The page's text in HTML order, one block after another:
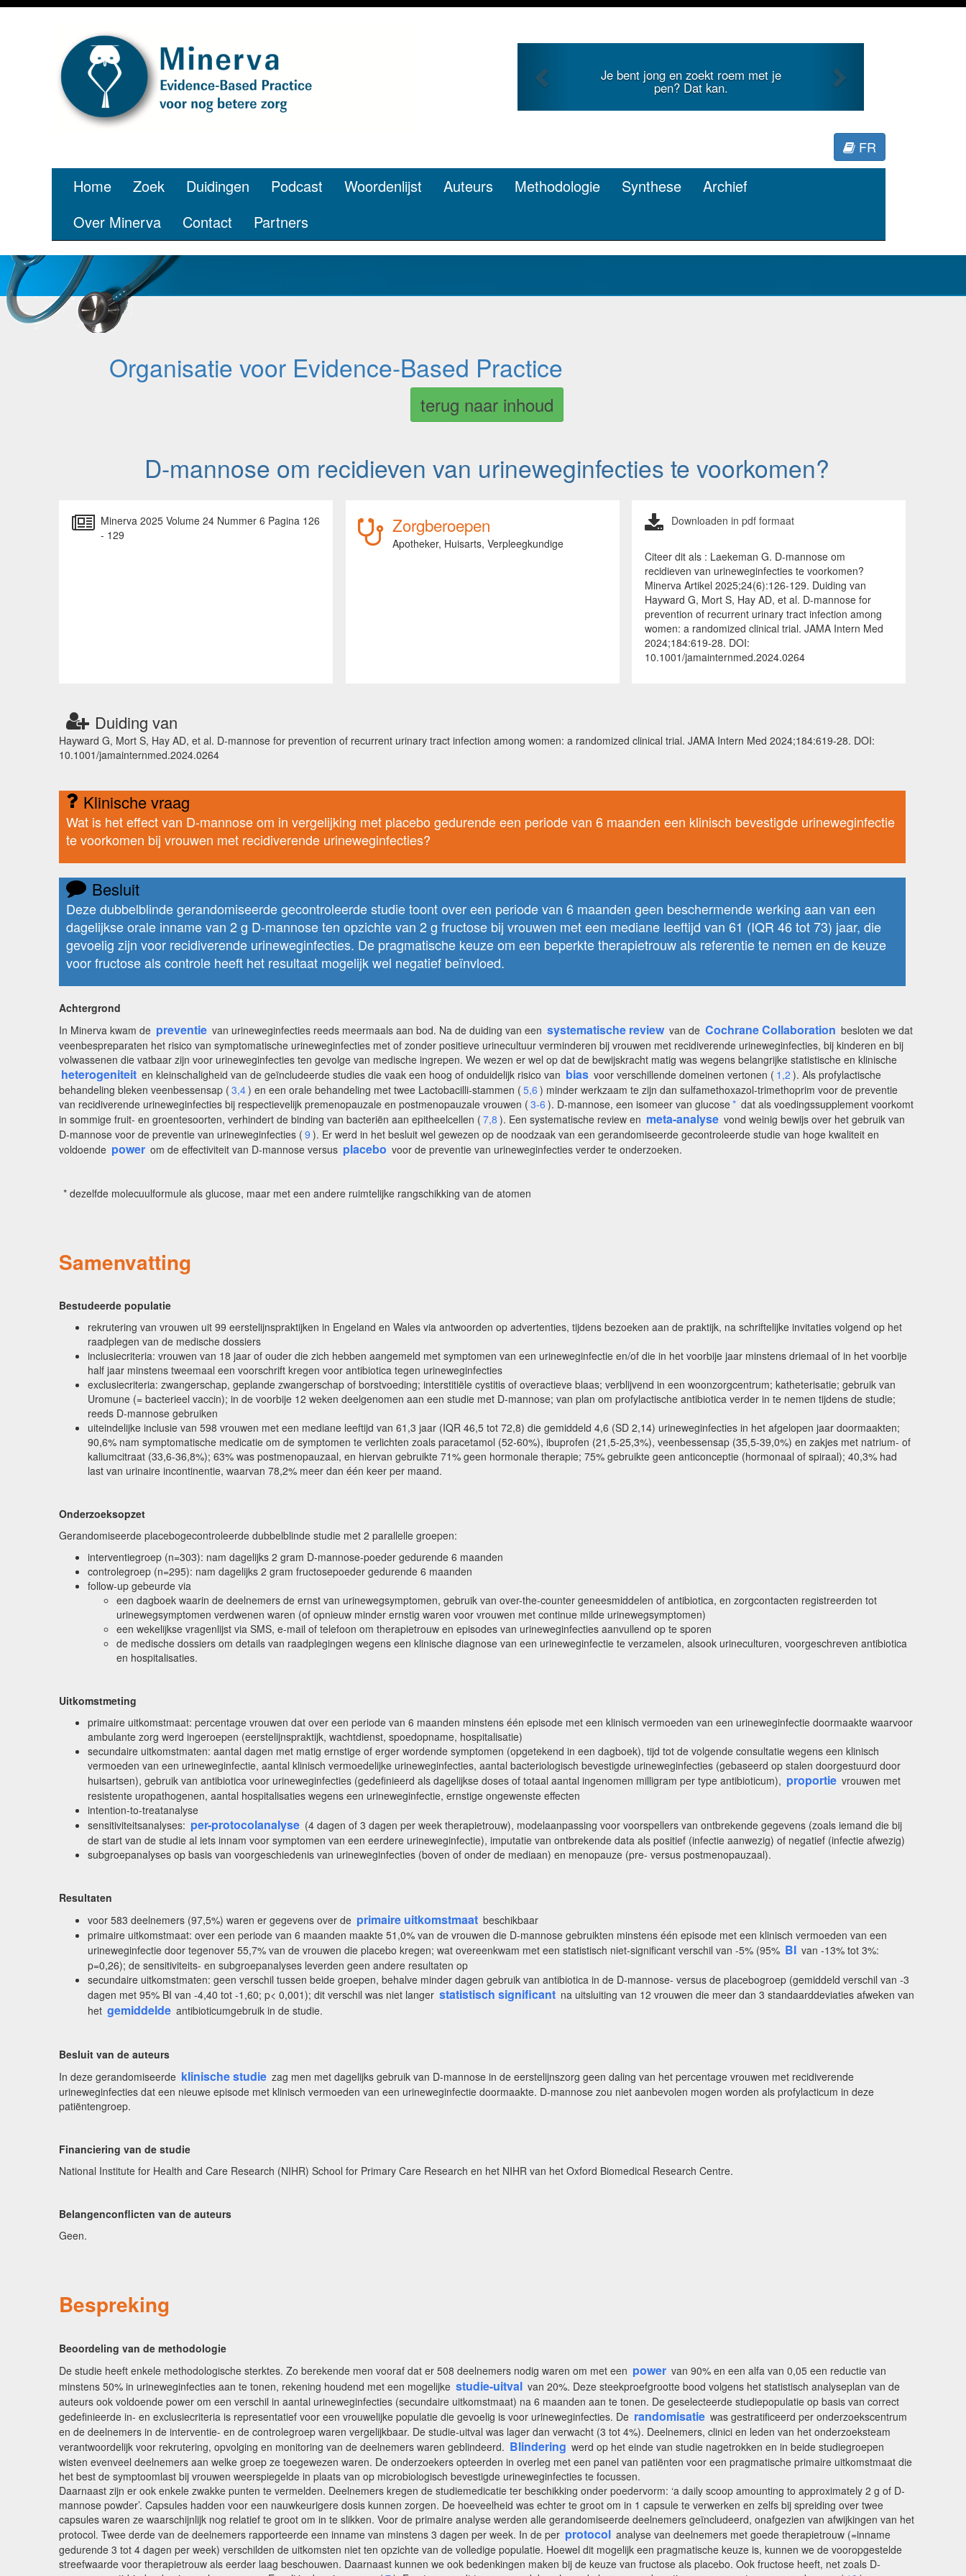
Je bent jong en zoekt roem met je
pen? Dat kan.
Je duidt internationale literatuur voor
Minerva.
FR
Home Zoek Duidingen Podcast Woordenlijst Auteurs Methodologie Synthese
Archief
Over Minerva
Contact Partners
Organisatie voor Evidence-Based Practice
terug naar inhoud
D-mannose om recidieven van urineweginfecties te voorkomen?
Minerva 2025 Volume 24 Nummer 6 Pagina 126
- 129
Zorgberoepen
Apotheker, Huisarts,Verpleegkundige
Downloaden in pdf formaat
Citeer dit als : Laekeman G. D-mannose om
recidieven van urineweginfecties te voorkomen?
Minerva Artikel 2025;24(6):126-129. Duiding van
Hayward G, Mort S, Hay AD, et al. D-mannose for
prevention of recurrent urinary tract infection among
women: a randomized clinical trial. JAMA Intern Med
2024;184:619-28. DOI:
10.1001/jamainternmed.2024.0264
Duiding van
Hayward G, Mort S, Hay AD, et al. D-mannose for prevention of recurrent urinary tract infection among women: a randomized clinical trial. JAMA Intern Med 2024;184:619-28. DOI:
10.1001/jamainternmed.2024.0264
Klinische vraag
Wat is het effect van D-mannose om in vergelijking met placebo gedurende een periode van 6 maanden een klinisch bevestigde urineweginfectie
te voorkomen bij vrouwen met recidiverende urineweginfecties?
Besluit
Deze dubbelblinde gerandomiseerde gecontroleerde studie toont over een periode van 6 maanden geen beschermende werking aan van een
dagelijkse orale inname van 2 g D-mannose ten opzichte van 2 g fructose bij vrouwen met een mediane leeftijd van 61 (IQR 46 tot 73) jaar, die
gevoelig zijn voor recidiverende urineweginfecties. De pragmatische keuze om een beperkte therapietrouw als referentie te nemen en de keuze
voor fructose als controle heeft het resultaat mogelijk wel negatief beïnvloed.
Achtergrond
In Minerva kwam de preventie van urineweginfecties reeds meermaals aan bod. Na de duiding van een systematische review van de Cochrane Collaboration besloten we dat
veenbespreparaten het risico van symptomatische urineweginfecties met of zonder positieve urinecultuur verminderen bij vrouwen met recidiverende urineweginfecties, bij kinderen en bij
volwassenen die vatbaar zijn voor urineweginfecties ten gevolge van medische ingrepen. We wezen er wel op dat de bewijskracht matig was wegens belangrijke statistische en klinische
heterogeniteit en kleinschaligheid van de geïncludeerde studies die vaak een hoog of onduidelijk risico van bias voor verschillende domeinen vertonen ( 1,2 ). Als profylactische
behandeling bleken veenbessensap ( 3,4) en een orale behandeling met twee Lactobacilli-stammen ( 5,6 ) minder werkzaam te zijn dan sulfamethoxazol-trimethoprim voor de preventie
van recidiverende urineweginfecties bij respectievelijk premenopauzale en postmenopauzale vrouwen ( 3-6 ). D-mannose, een isomeer van glucose* dat als voedingssupplement voorkomt
in sommige fruit- en groentesoorten, verhindert de binding van bacteriën aan epitheelcellen ( 7,8 ). Een systematische review en meta-analyse vond weinig bewijs over het gebruik van
D-mannose voor de preventie van urineweginfecties ( 9 ). Er werd in het besluit wel gewezen op de noodzaak van een gerandomiseerde gecontroleerde studie van hoge kwaliteit en
voldoende power om de effectiviteit van D-mannose versus placebo voor de preventie van urineweginfecties verder te onderzoeken.
* dezelfde molecuulformule als glucose, maar met een andere ruimtelijke rangschikking van de atomen
Samenvatting
Bestudeerde populatie
rekrutering van vrouwen uit 99 eerstelijnspraktijken in Engeland en Wales via antwoorden op advertenties, tijdens bezoeken aan de praktijk, na schriftelijke invitaties volgend op het
raadplegen van de medische dossiers
inclusiecriteria: vrouwen van 18 jaar of ouder die zich hebben aangemeld met symptomen van een urineweginfectie en/of die in het voorbije jaar minstens driemaal of in het voorbije
half jaar minstens tweemaal een voorschrift kregen voor antibiotica tegen urineweginfecties
exclusiecriteria: zwangerschap, geplande zwangerschap of borstvoeding; interstitiële cystitis of overactieve blaas; verblijvend in een woonzorgcentrum; katheterisatie; gebruik van
Uromune (= bacterieel vaccin); in de voorbije 12 weken deelgenomen aan een studie met D-mannose; van plan om profylactische antibiotica verder in te nemen tijdens de studie;
reeds D-mannose gebruiken
uiteindelijke inclusie van 598 vrouwen met een mediane leeftijd van 61,3 jaar (IQR 46,5 tot 72,8) die gemiddeld 4,6 (SD 2,14) urineweginfecties in het afgelopen jaar doormaakten;
90,6% nam symptomatische medicatie om de symptomen te verlichten zoals paracetamol (52-60%), ibuprofen (21,5-25,3%), veenbessensap (35,5-39,0%) en zakjes met natrium- of
kaliumcitraat (33,6-36,8%); 63% was postmenopauzaal, en hiervan gebruikte 71% geen hormonale therapie; 75% gebruikte geen anticonceptie (hormonaal of spiraal); 40,3% had
last van urinaire incontinentie, waarvan 78,2% meer dan één keer per maand.
Onderzoeksopzet
Gerandomiseerde placebogecontroleerde dubbelblinde studie met 2 parallelle groepen:
interventiegroep (n=303): nam dagelijks 2 gram D-mannose-poeder gedurende 6 maanden
controlegroep (n=295): nam dagelijks 2 gram fructosepoeder gedurende 6 maanden
follow-up gebeurde via
een dagboek waarin de deelnemers de ernst van urinewegsymptomen, gebruik van over-the-counter geneesmiddelen of antibiotica, en zorgcontacten registreerden tot
urinewegsymptomen verdwenen waren (of opnieuw minder ernstig waren voor vrouwen met continue milde urinewegsymptomen)
een wekelijkse vragenlijst via SMS, e-mail of telefoon om therapietrouw en episodes van urineweginfecties aanvullend op te sporen
de medische dossiers om details van raadplegingen wegens een klinische diagnose van een urineweginfectie te verzamelen, alsook urineculturen, voorgeschreven antibiotica
en hospitalisaties.
Uitkomstmeting
primaire uitkomstmaat: percentage vrouwen dat over een periode van 6 maanden minstens één episode met een klinisch vermoeden van een urineweginfectie doormaakte waarvoor
ambulante zorg werd ingeroepen (eerstelijnspraktijk, wachtdienst, spoedopname, hospitalisatie)
secundaire uitkomstmaten: aantal dagen met matig ernstige of erger wordende symptomen (opgetekend in een dagboek), tijd tot de volgende consultatie wegens een klinisch
vermoeden van een urineweginfectie, aantal klinisch vermoedelijke urineweginfecties, aantal bacteriologisch bevestigde urineweginfecties (gebaseerd op stalen doorgestuurd door
huisartsen), gebruik van antibiotica voor urineweginfecties (gedefinieerd als dagelijkse doses of totaal aantal ingenomen milligram per type antibioticum), proportie vrouwen met
resistente uropathogenen, aantal hospitalisaties wegens een urineweginfectie, ernstige ongewenste effecten
intention-to-treatanalyse
sensitiviteitsanalyses: per-protocolanalyse (4 dagen of 3 dagen per week therapietrouw), modelaanpassing voor voorspellers van ontbrekende gegevens (zoals iemand die bij
de start van de studie al iets innam voor symptomen van een eerdere urineweginfectie), imputatie van ontbrekende data als positief (infectie aanwezig) of negatief (infectie afwezig)
subgroepanalyses op basis van voorgeschiedenis van urineweginfecties (boven of onder de mediaan) en menopauze (pre- versus postmenopauzaal).
Resultaten
voor 583 deelnemers (97,5%) waren er gegevens over de primaire uitkomstmaat beschikbaar
primaire uitkomstmaat: over een periode van 6 maanden maakte 51,0% van de vrouwen die D-mannose gebruikten minstens één episode met een klinisch vermoeden van een
urineweginfectie door tegenover 55,7% van de vrouwen die placebo kregen; wat overeenkwam met een statistisch niet-significant verschil van -5% (95% BI van -13% tot 3%:
p=0,26); de sensitiviteits- en subgroepanalyses leverden geen andere resultaten op
secundaire uitkomstmaten: geen verschil tussen beide groepen, behalve minder dagen gebruik van antibiotica in de D-mannose- versus de placebogroep (gemiddeld verschil van -3
dagen met 95% BI van -4,40 tot -1,60; p< 0,001); dit verschil was niet langer statistisch significant na uitsluiting van 12 vrouwen die meer dan 3 standaarddeviaties afweken van
het gemiddelde antibioticumgebruik in de studie.
Besluit van de auteurs
In deze gerandomiseerde klinische studie zag men met dagelijks gebruik van D-mannose in de eerstelijnszorg geen daling van het percentage vrouwen met recidiverende
urineweginfecties dat een nieuwe episode met klinisch vermoeden van een urineweginfectie doormaakte. D-mannose zou niet aanbevolen mogen worden als profylacticum in deze
patiëntengroep.
Financiering van de studie
National Institute for Health and Care Research (NIHR) School for Primary Care Research en het NIHR van het Oxford Biomedical Research Centre.
Belangenconflicten van de auteurs
Geen.
Bespreking
Beoordeling van de methodologie
De studie heeft enkele methodologische sterktes. Zo berekende men vooraf dat er 508 deelnemers nodig waren om met een power van 90% en een alfa van 0,05 een reductie van
minstens 50% in urineweginfecties aan te tonen, rekening houdend met een mogelijke studie-uitval van 20%. Deze steekproefgrootte bood volgens het statistisch analyseplan van de
auteurs ook voldoende power om een verschil in aantal urineweginfecties (secundaire uitkomstmaat) na 6 maanden aan te tonen. De geselecteerde studiepopulatie op basis van correct
gedefinieerde in- en exclusiecriteria is representatief voor een vrouwelijke populatie die gevoelig is voor urineweginfecties. De randomisatie was gestratificeerd per onderzoekscentrum
en de deelnemers in de interventie- en de controlegroep waren vergelijkbaar. De studie-uitval was lager dan verwacht (3 tot 4%). Deelnemers, clinici en leden van het onderzoeksteam
verantwoordelijk voor rekrutering, opvolging en monitoring van de deelnemers waren geblindeerd. Blindering werd op het einde van studie nagetrokken en in beide studiegroepen
wisten evenveel deelnemers aan welke groep ze toegewezen waren. De onderzoekers opteerden in overleg met een panel van patiënten voor een pragmatische primaire uitkomstmaat die
het best de symptoomlast bij vrouwen weerspiegelde in plaats van op microbiologisch bevestigde urineweginfecties te focussen.
Daarnaast zijn er ook enkele zwakke punten te vermelden. Deelnemers kregen de studiemedicatie ter beschikking onder poedervorm: ‘a daily scoop amounting to approximately 2 g of D-
mannose powder’. Capsules hadden voor een nauwkeurigere dosis kunnen zorgen. De hoeveelheid was echter te groot om in 1 capsule te verwerken en zelfs bij spreiding over twee
capsules waren ze waarschijnlijk nog relatief te groot om in te slikken. Voor de primaire analyse werden alle gerandomiseerde deelnemers geïncludeerd, onafgezien van afwijkingen van het
protocol. Twee derde van de deelnemers rapporteerde een inname van minstens 3 dagen per week. In de per protocol analyse van deelnemers met goede therapietrouw (=inname
gedurende 3 tot 4 dagen per week) verschilden de uitkomsten niet ten opzichte van de volledige populatie. Hoewel dit mogelijk een pragmatische keuze is, kunnen we de vooropgestelde
streefwaarde voor therapietrouw als eerder laag beschouwen. Daarnaast kunnen we ook bedenkingen maken bij de keuze van fructose als placebo. Ook fructose heeft, net zoals D-